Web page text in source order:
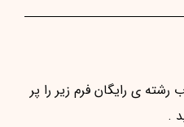
ی رایگان فرم زیر را پر
.